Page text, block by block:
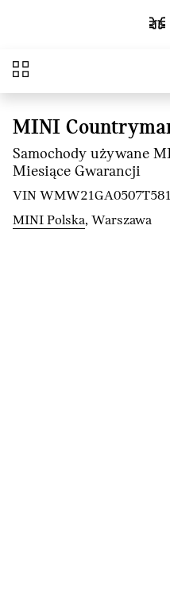
Przejdź do głównej treści
Przegląd
MINI
Samochody używane
Miesiące Gwarancji
VIN
MINI Polska, Warszawa